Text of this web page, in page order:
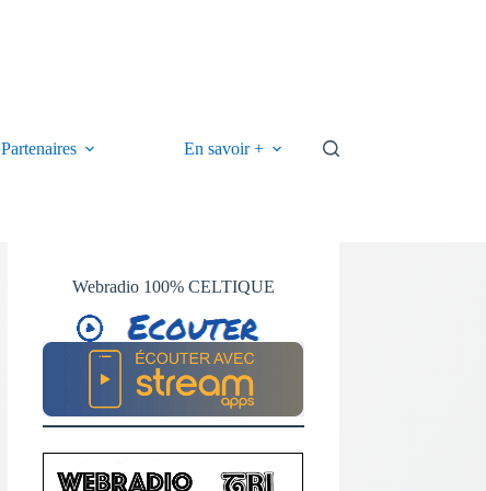
Partenaires En savoir +
Webradio 100% CELTIQUE